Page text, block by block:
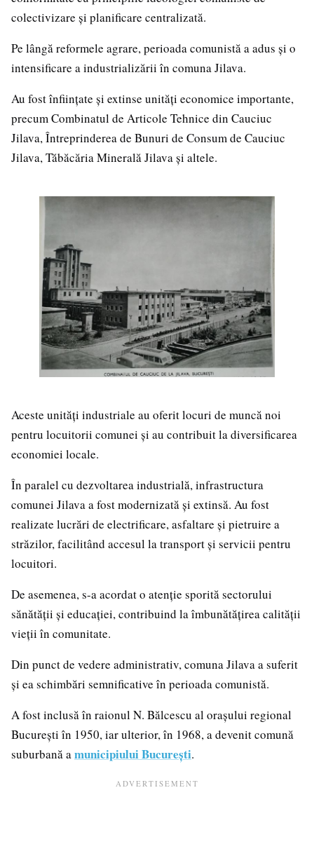
colectivizare și planificare centralizată.
Pe lângă reformele agrare, perioada comunistă a adus și o
intensificare a industrializării în comuna Jilava.
Au fost înființate și extinse unități economice importante,
precum Combinatul de Articole Tehnice din Cauciuc
Jilava, Întreprinderea de Bunuri de Consum de Cauciuc
Jilava, Tăbăcăria Minerală Jilava și altele.
Aceste unități industriale au oferit locuri de muncă noi
pentru locuitorii comunei și au contribuit la diversificarea
economiei locale.
În paralel cu dezvoltarea industrială, infrastructura
comunei Jilava a fost modernizată și extinsă. Au fost
realizate lucrări de electrificare, asfaltare și pietruire a
străzilor, facilitând accesul la transport și servicii pentru
locuitori.
De asemenea, s-a acordat o atenție sporită sectorului
sănătății și educației, contribuind la îmbunătățirea calității
vieții în comunitate.
Din punct de vedere administrativ, comuna Jilava a suferit
și ea schimbări semnificative în perioada comunistă.
A fost inclusă în raionul N. Bălcescu al orașului regional
București în 1950, iar ulterior, în 1968, a devenit comună
suburbană amunicipiului București.